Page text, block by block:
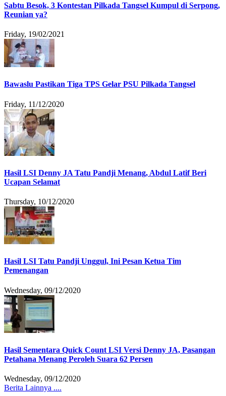
Sabtu Besok, 3 Kontestan Pilkada Tangsel Kumpul di Serpong,
Reunian ya?
Friday, 19/02/2021
Bawaslu Pastikan Tiga TPS Gelar PSU Pilkada Tangsel
Friday, 11/12/2020
Hasil LSI Denny JA Tatu Pandji Menang, Abdul Latif Beri
Ucapan Selamat
Thursday, 10/12/2020
Hasil LSI Tatu Pandji Unggul, Ini Pesan Ketua Tim
Pemenangan
Wednesday, 09/12/2020
Hasil Sementara Quick Count LSI Versi Denny JA, Pasangan
Petahana Menang Peroleh Suara 62 Persen
Wednesday, 09/12/2020
Berita Lainnya ....